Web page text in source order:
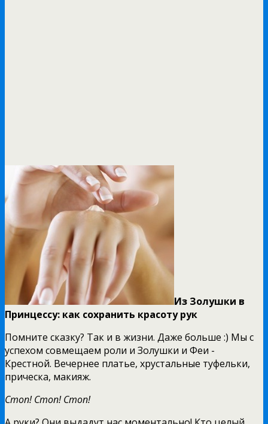
Из Золушки в
Принцессу: как сохранить красоту рук
Помните сказку? Так и в жизни. Даже больше :) Мы с
успехом совмещаем роли и Золушки и Феи -
Крестной. Вечернее платье, хрустальные туфельки,
прическа, макияж.
Стоп! Стоп! Стоп!